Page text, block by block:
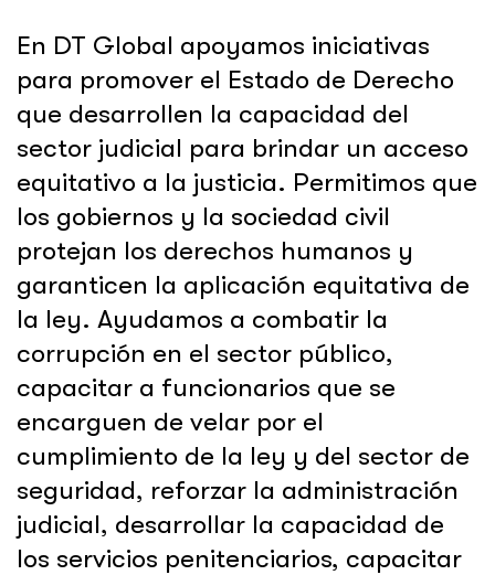
En DT Global apoyamos iniciativas
para promover el Estado de Derecho
que desarrollen la capacidad del
sector judicial para brindar un acceso
equitativo a la justicia. Permitimos que
los gobiernos y la sociedad civil
protejan los derechos humanos y
garanticen la aplicación equitativa de
la ley. Ayudamos a combatir la
corrupción en el sector público,
capacitar a funcionarios que se
encarguen de velar por el
cumplimiento de la ley y del sector de
seguridad, reforzar la administración
judicial, desarrollar la capacidad de
los servicios penitenciarios, capacitar